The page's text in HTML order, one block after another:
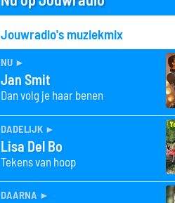
Jouwradio's muziekmix
nu ►
Jan Smit
Dan volg je haar benen
dadelijk ►
Lisa Del Bo
Tekens van hoop
daarna ►